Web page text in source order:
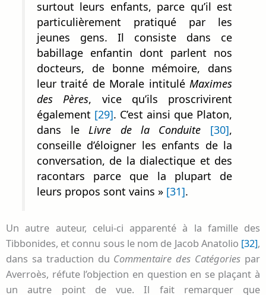
surtout leurs enfants, parce qu’il est
particulièrement pratiqué par les
jeunes gens. Il consiste dans ce
babillage enfantin dont parlent nos
docteurs, de bonne mémoire, dans
leur traité de Morale intitulé Maximes
des Pères, vice qu’ils proscrivirent
également [29]. C’est ainsi que Platon,
dans leLivre de la Conduite [30],
conseille d’éloigner les enfants de la
conversation, de la dialectique et des
racontars parce que la plupart de
leurs propos sont vains » [31].
Un autre auteur, celui-ci apparenté à la famille des
Tibbonides, et connu sous le nom de Jacob Anatolio [32],
dans sa traduction du Commentaire des Catégories par
Averroès, réfute l’objection en question en se plaçant à
un autre point de vue. Il fait remarquer que